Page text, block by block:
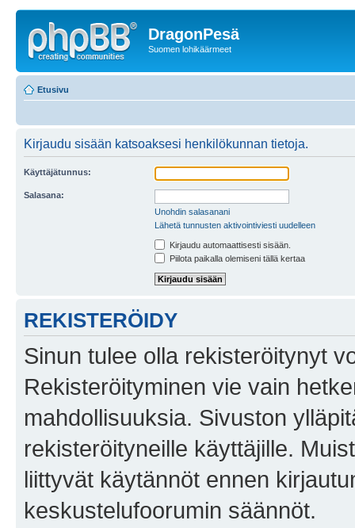
DragonPesä
Suomen lohikäärmeet
Etusivu
Kirjaudu sisään katsoaksesi henkilökunnan tietoja.
Käyttäjätunnus:
Salasana:
Unohdin salasanani
Lähetä tunnusten aktivointiviesti uudelleen
Kirjaudu automaattisesti sisään.
Piilota paikalla olemiseni tällä kertaa
REKISTERÖIDY
Sinun tulee olla rekisteröitynyt
Rekisteröityminen vie vain
mahdollisuuksia. Sivuston
rekisteröityneille käyttäjille.
liittyvät käytännöt ennen
keskustelufoorumin säännöt.